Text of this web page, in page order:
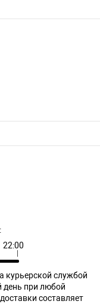
22:00
курьерской службой
день при любой
составляет